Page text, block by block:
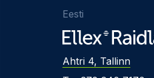
Eesti
Ahtri 4, Tallinn